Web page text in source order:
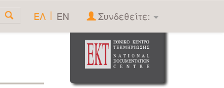
ΕΛ | EN Συνδεθείτε: